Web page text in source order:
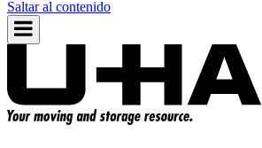
Saltar al contenido